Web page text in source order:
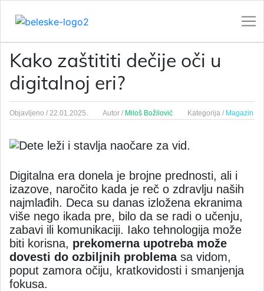
Kako zaštititi dečije oči u
digitalnoj eri?
Objavljeno / 22.01.2025. Autor / Miloš Božilović Kategorija / Magazin
Digitalna era donela je brojne prednosti, ali i
izazove, naročito kada je reč o zdravlju naših
najmlađih. Deca su danas izložena ekranima
više nego ikada pre, bilo da se radi o učenju,
zabavi ili komunikaciji. Iako tehnologija može
biti korisna, prekomerna upotreba može
dovesti do ozbiljnih problemasa vidom,
poput zamora očiju, kratkovidosti i smanjenja
fokusa.